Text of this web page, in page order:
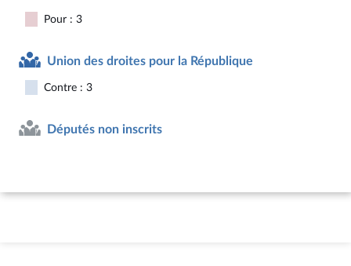
Pour : 3
Union des droites pour la République
Contre : 3
Députés non inscrits